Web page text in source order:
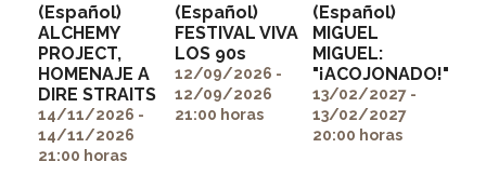
" alt=""
itemprop="image">
(Español)
ALCHEMY
PROJECT,
HOMENAJE A
DIRE STRAITS
14/11/2026 -
14/11/2026
21:00 horas
" alt=""
itemprop="image">
(Español)
FESTIVAL VIVA
LOS 90s
12/09/2026 -
12/09/2026
21:00 horas
" alt=""
itemprop="image">
(Español)
MIGUEL
MIGUEL:
"¡ACOJONADO!"
13/02/2027 -
13/02/2027
20:00 horas